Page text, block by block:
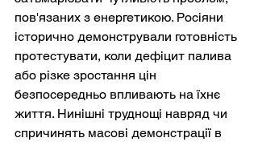
пов'язаних з енергетикою. Росіяни
історично демонстрували готовність
протестувати, коли дефіцит палива
або різке зростання цін
безпосередньо впливають на їхнє
життя. Нинішні труднощі навряд чи
спричинять масові демонстрації в